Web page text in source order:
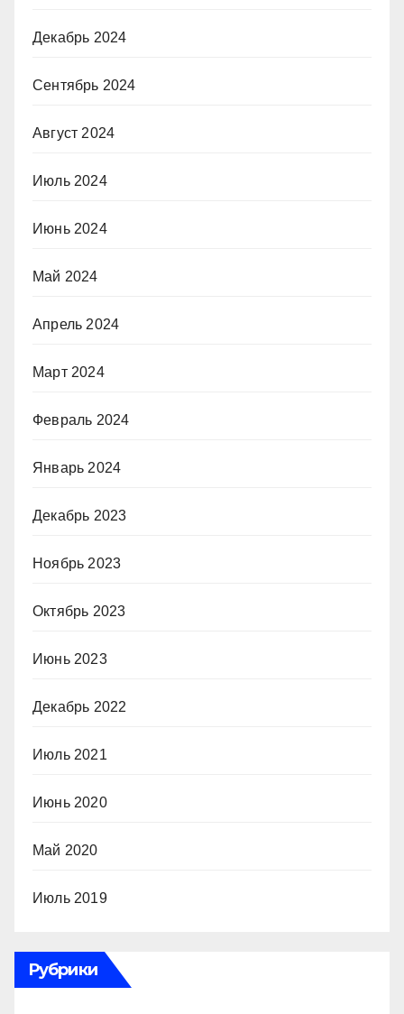
Декабрь 2024
Сентябрь 2024
Август 2024
Июль 2024
Июнь 2024
Май 2024
Апрель 2024
Март 2024
Февраль 2024
Январь 2024
Декабрь 2023
Ноябрь 2023
Октябрь 2023
Июнь 2023
Декабрь 2022
Июль 2021
Июнь 2020
Май 2020
Июль 2019
Рубрики